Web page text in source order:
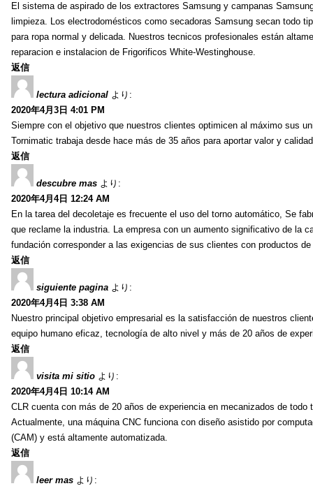
El sistema de aspirado de los extractores Samsung y campanas
limpieza. Los electrodomésticos como secadoras Samsung secan todo
para ropa normal y delicada. Nuestros tecnicos profesionales están
reparacion e instalacion de Frigorificos White-Westinghouse.
返信
lectura adicional より:
2020年4月3日 4:01 PM
Siempre con el objetivo que nuestros clientes optimicen al máximo sus
Tornimatic trabaja desde hace más de 35 años para aportar valor y
返信
descubre mas より:
2020年4月4日 12:24 AM
En la tarea del decoletaje es frecuente el uso del torno automático, Se
que reclame la industria. La empresa con un aumento significativo de la
fundación corresponder a las exigencias de sus clientes con productos
返信
siguiente pagina より:
2020年4月4日 3:38 AM
Nuestro principal objetivo empresarial es la satisfacción de nuestros
equipo humano eficaz, tecnología de alto nivel y más de 20 años de
返信
visita mi sitio より:
2020年4月4日 10:14 AM
CLR cuenta con más de 20 años de experiencia en mecanizados de
Actualmente, una máquina CNC funciona con diseño asistido por
(CAM) y está altamente automatizada.
返信
leer mas より: